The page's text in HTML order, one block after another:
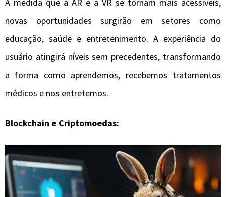
novas oportunidades surgirão em setores como
educação, saúde e entretenimento. A experiência do
usuário atingirá níveis sem precedentes, transformando
a forma como aprendemos, recebemos tratamentos
médicos e nos entretemos.
Blockchain e Criptomoedas: